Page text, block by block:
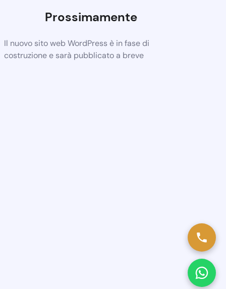
Prossimamente
Il nuovo sito web WordPress è in fase di
costruzione e sarà pubblicato a breve